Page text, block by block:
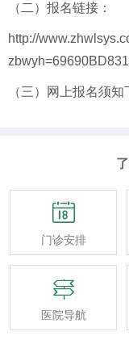
（二）报名链接：
http://
（三）网上报名须知

门诊安排

医院导航